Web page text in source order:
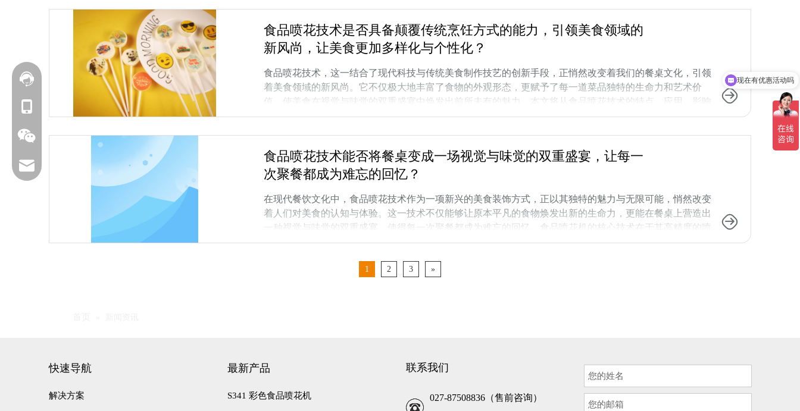
食品喷花技术是否具备颠覆传统烹饪方式的能力，引领美食领域的
新风尚，让美食更加多样化与个性化？
食品喷花技术，这一结合了现代科技与传统美食制作技艺的创新手段，正悄然改变着我们的餐桌文化，引领
着美食领域的新风尚。它不仅极大地丰富了食物的外观形态，更赋予了每一道菜品独特的生命力和艺术价
值，使美食在视觉与味觉的双重盛宴中焕发出前所未有的魅力。本文将从食品喷花技术的特点、应用、影响
及未来展望等方面，深入探讨其是否具备颠覆传统烹饪方式的能力，以及如何让美食更加多样化与个性化。
出现，彻底颠覆了传统烘焙装饰的局限，让
食品喷花技术能否将餐桌变成一场视觉与味觉的双重盛宴，让每一
次聚餐都成为难忘的回忆？
在现代餐饮文化中，食品喷花技术作为一项新兴的美食装饰方式，正以其独特的魅力与无限可能，悄然改变
着人们对美食的认知与体验。这一技术不仅能够让原本平凡的食物焕发出新的生命力，更能在餐桌上营造出
一种视觉与味觉的双重盛宴，使得每一次聚餐都成为难忘的回忆。食品喷花机的核心技术在于其高精度的喷
墨系统与智能控制算法。喷墨系统通过精密的喷嘴设计，能够实现微米级的墨滴喷射，这是确保图案细腻度
有高速振动器，确保墨滴在喷射过程中均匀且稳定，避免了图案模糊或重影的现象。智能控制算法则是食品
1 2 3 »
快速导航
解决方案
最新产品
S341 彩色食品喷花机
+86 177-6239-1685
service@foodarttech.com
联系我们
027-87508836（售前咨询）
现在有优惠活动吗